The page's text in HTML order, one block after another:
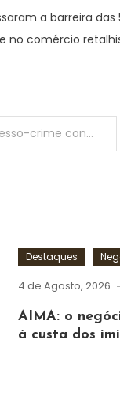
a barreira
no comércio
alegada calúnia e difamação
Destaques
4 de Agosto, 2026
AIMA: o
à custa dos